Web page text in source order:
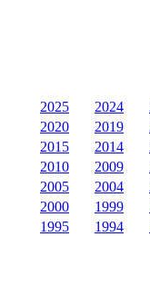
2025
2024
2020
2019
2015
2014
2010
2009
2005
2004
2000
1999
1995
1994